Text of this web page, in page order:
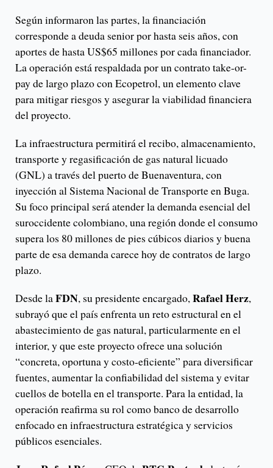
Según informaron las partes, la financiación
corresponde a deuda senior por hasta seis años, con
aportes de hasta US$65 millones por cada financiador.
La operación está respaldada por un contrato take-or-
pay de largo plazo con Ecopetrol, un elemento clave
para mitigar riesgos y asegurar la viabilidad financiera
del proyecto.
La infraestructura permitirá el recibo, almacenamiento,
transporte y regasificación de gas natural licuado
(GNL) a través del puerto de Buenaventura, con
inyección al Sistema Nacional de Transporte en Buga.
Su foco principal será atender la demanda esencial del
suroccidente colombiano, una región donde el consumo
supera los 80 millones de pies cúbicos diarios y buena
parte de esa demanda carece hoy de contratos de largo
plazo.
Desde laFDN, su presidente encargado,Rafael Herz,
subrayó que el país enfrenta un reto estructural en el
abastecimiento de gas natural, particularmente en el
interior, y que este proyecto ofrece una solución
“concreta, oportuna y costo-eficiente” para diversificar
fuentes, aumentar la confiabilidad del sistema y evitar
cuellos de botella en el transporte. Para la entidad, la
operación reafirma su rol como banco de desarrollo
enfocado en infraestructura estratégica y servicios
públicos esenciales.